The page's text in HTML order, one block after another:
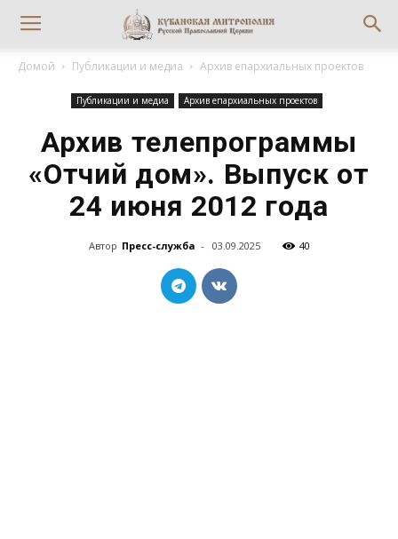
Домой Публикации и медиа Архив епархиальных проектов
Публикации и медиа Архив епархиальных проектов
Архив телепрограммы
«Отчий дом». Выпуск от
24 июня 2012 года
Автор Пресс-служба - 03.09.2025 40